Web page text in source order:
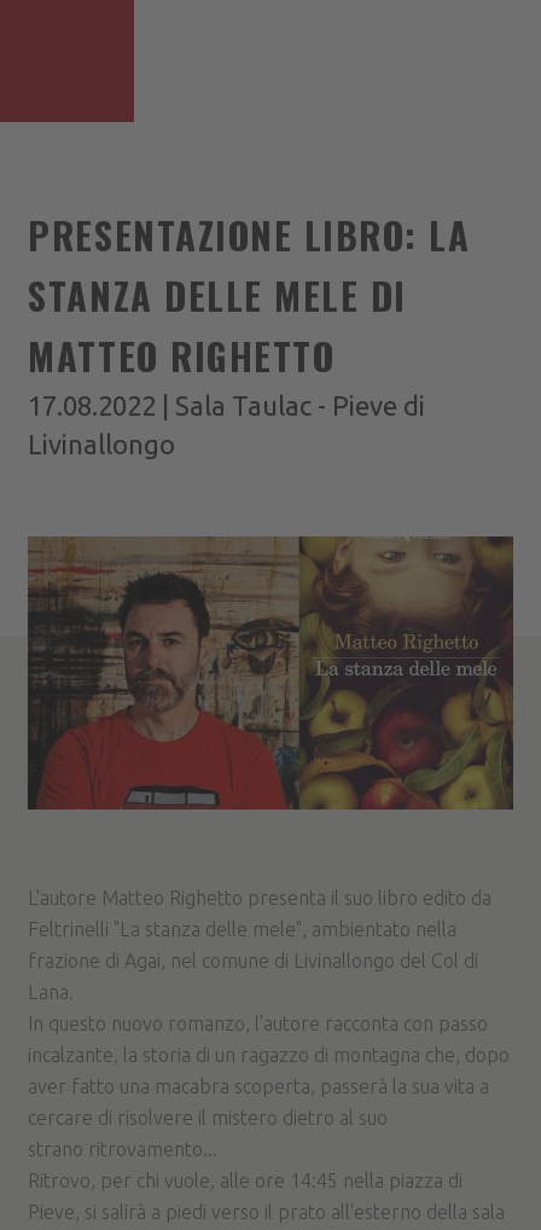
PRESENTAZIONE LIBRO: LA
STANZA DELLE MELE DI
MATTEO RIGHETTO
17.08.2022 | Sala Taulac - Pieve di
Livinallongo
L'autore Matteo Righetto presenta il suo libro edito da
Feltrinelli "La stanza delle mele", ambientato nella
frazione di Agai, nel comune di Livinallongo del Col di
Lana.
In questo nuovo romanzo, l'autore racconta con passo
incalzante, la storia di un ragazzo di montagna che, dopo
aver fatto una macabra scoperta, passerà la sua vita a
cercare di risolvere il mistero dietro al suo
strano ritrovamento...
Ritrovo, per chi vuole, alle ore 14:45 nella piazza di
Pieve, si salirà a piedi verso il prato all'esterno della sala